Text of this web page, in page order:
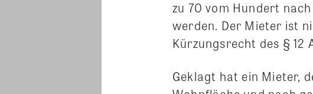
zu 70 vom Hundert
werden. Der Mieter ist
Kürzungsrecht des § 12
Geklagt hat ein Mieter,